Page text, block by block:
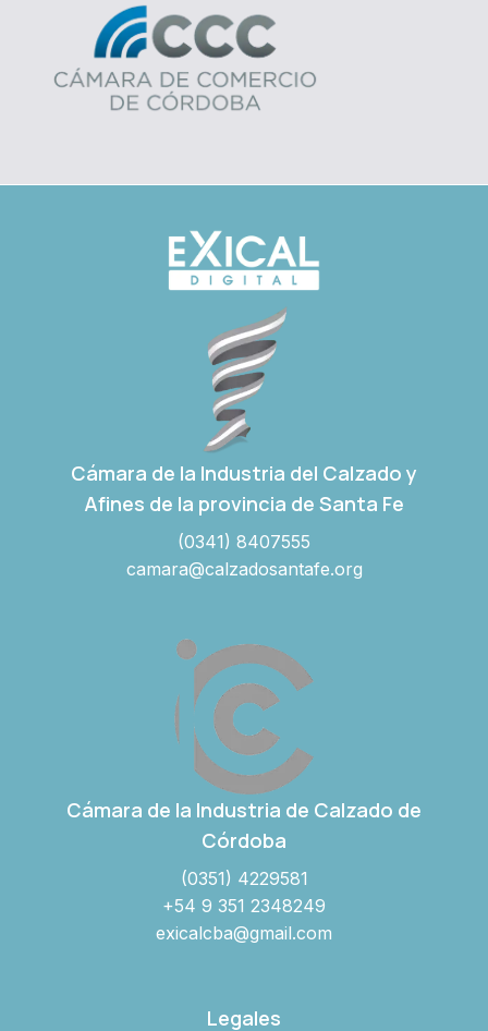
Cámara de la Industria del Calzado y
Afines de la provincia de Santa Fe
(0341) 8407555
camara@calzadosantafe.org
Cámara de la Industria de Calzado de
Córdoba
(0351) 4229581
+54 9 351 2348249
exicalcba@gmail.com
Legales